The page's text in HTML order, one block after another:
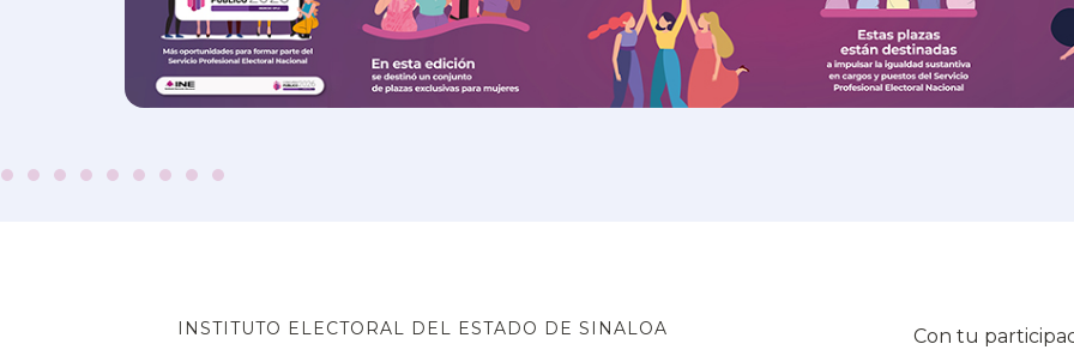
INSTITUTO ELECTORAL DEL ESTADO DE SINALOA
Con tu